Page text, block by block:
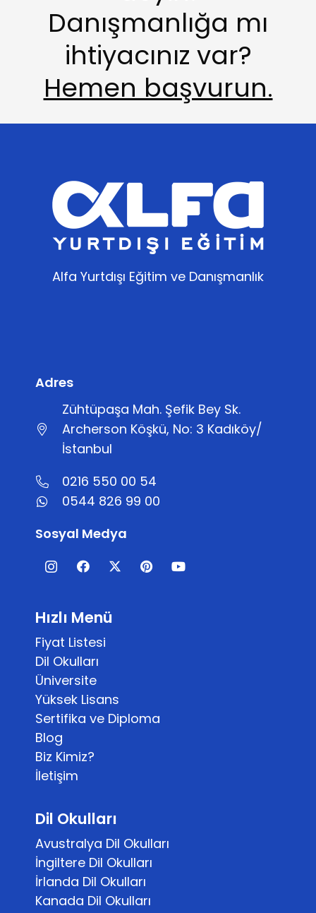
Danışmanlığa mı
ihtiyacınız var?
Hemen başvurun.
Alfa Yurtdışı Eğitim ve Danışmanlık
Adres
Zühtüpaşa Mah. Şefik Bey Sk.
Archerson Köşkü, No: 3 Kadıköy/
İstanbul
0216 550 00 54
0544 826 99 00
Sosyal Medya
Hızlı Menü
Fiyat Listesi
Dil Okulları
Üniversite
Yüksek Lisans
Sertifika ve Diploma
Blog
Biz Kimiz?
İletişim
Dil Okulları
Avustralya Dil Okulları
İngiltere Dil Okulları
İrlanda Dil Okulları
Kanada Dil Okulları